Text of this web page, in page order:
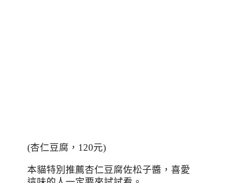
(杏仁豆腐， 120元)
本貓特別推薦杏仁豆腐佐松子醬，喜愛